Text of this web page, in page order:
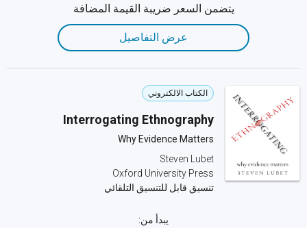
يتضمن السعر ضريبة القيمة المضافة
عرض التفاصيل
الكتاب الالكتروني
Interrogating Ethnography
Why Evidence Matters
Steven Lubet
Oxford University Press
تنسيق قابل للتنسيق التلقائي
يبدأ من: